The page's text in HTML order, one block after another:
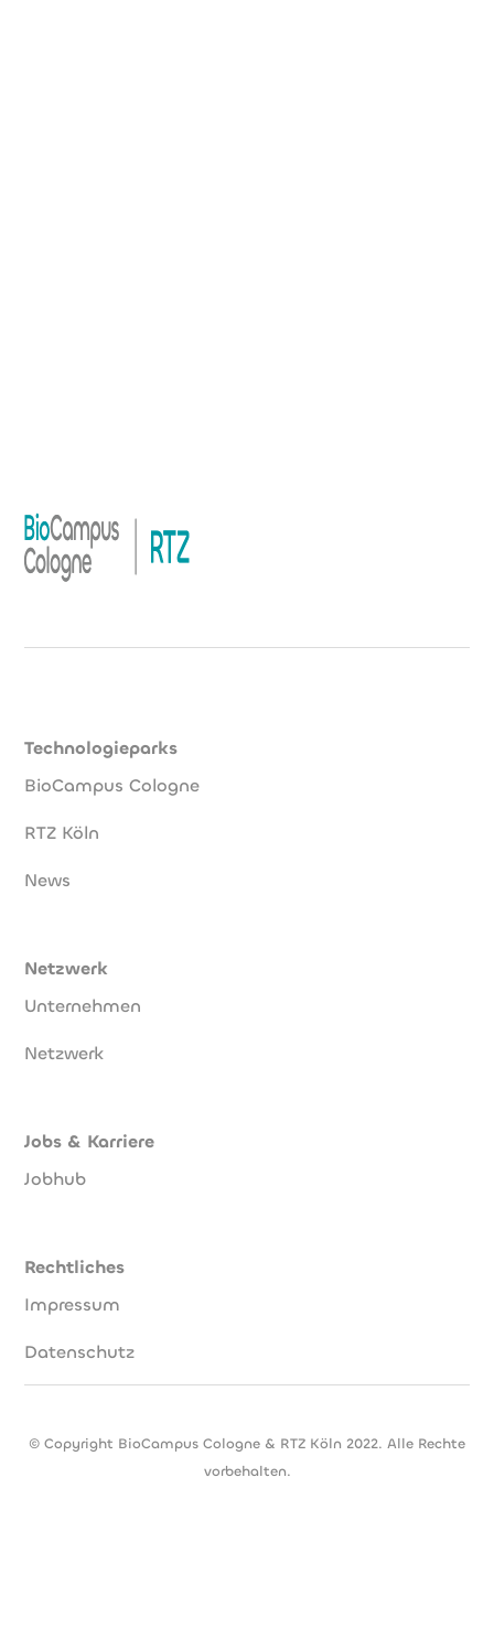
Technologieparks
BioCampus Cologne
RTZ Köln
News
Netzwerk
Unternehmen
Netzwerk
Jobs & Karriere
Jobhub
Rechtliches
Impressum
Datenschutz
© Copyright BioCampus Cologne & RTZ Köln 2022. Alle Rechte
vorbehalten.